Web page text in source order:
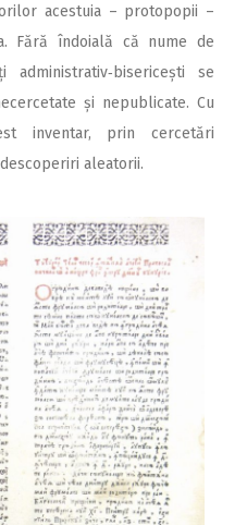
acestuia – protopopii –
Fără îndoială că nume de
se
și nepublicate. Cu
inventar, prin cercetări
aleatorii.